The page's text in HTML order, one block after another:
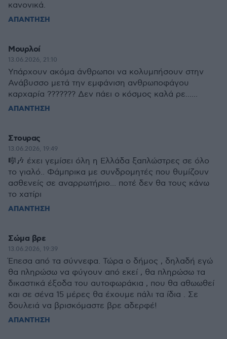
κανονικά.
ΑΠΑΝΤΗΣΗ
Μουρλοί
13.06.2026, 21:10
Υπάρχουν ακόμα άνθρωποι να κολυμπήσουν στην
Ανάβυσσο μετά την εμφάνιση ανθρωποφάγου
καρχαρία ??????? Δεν πάει ο κόσμος καλά ρε......
ΑΠΑΝΤΗΣΗ
Στουρας
13.06.2026, 19:49
🎼🎶 έχει γεμίσει όλη η Ελλάδα ξαπλώστρες σε όλο
το γιαλό.. Φάμπρικα με συνδρομητές που θυμίζουν
ασθενείς σε αναρρωτήριο... ποτέ δεν θα τους κάνω
το χατίρι
ΑΠΑΝΤΗΣΗ
Σώμα βρε
13.06.2026, 19:39
Έπεσα από τα σύννεφα. Τώρα ο δήμος , δηλαδή εγώ
θα πληρώσω να φύγουν από εκεί , θα πληρώσω τα
δικαστικά έξοδα του αυτοφωράκια , που θα αθωωθεί
και σε σένα 15 μέρες θα έχουμε πάλι τα ίδια . Σε
δουλειά να βρισκόμαστε βρε αδερφέ!
ΑΠΑΝΤΗΣΗ